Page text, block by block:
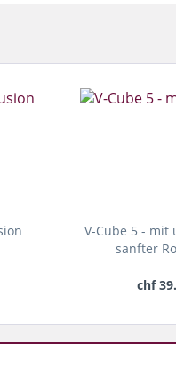
V-Cube 5 - mit
sanfter
chf